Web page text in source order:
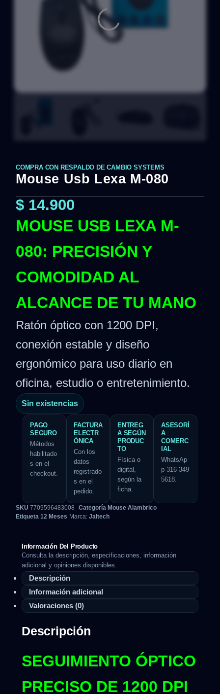
COMPRA CON RESPALDO DE CAMBIO SYSTEMS
Mouse Usb Lexa M-080
$ 14.900
MOUSE USB LEXA M-
080: PRECISIÓN Y
COMODIDAD AL
ALCANCE DE TU MANO
Ratón óptico con 1200 DPI,
conexión estable y diseño
ergonómico para uso diario en
oficina, estudio o entretenimiento.
Sin existencias
PAGO
SEGURO
Métodos
habilitado
s en el
checkout.
FACTURA
ELECTR
ÓNICA
Con los
datos
registrado
s en el
pedido.
ENTREG
A SEGÚN
PRODUC
TO
Física o
digital,
según la
ficha.
ASESORÍ
A
COMERC
IAL
WhatsAp
p 316 349
5618.
SKU 7709596483008 Categoría Mouse Alambrico
Etiqueta 12 Meses Marca: Jaltech
Información Del Producto
Consulta la descripción, especificaciones, información
adicional y opiniones disponibles.
Descripción
Información adicional
Valoraciones (0)
Descripción
SEGUIMIENTO ÓPTICO
PRECISO DE 1200 DPI